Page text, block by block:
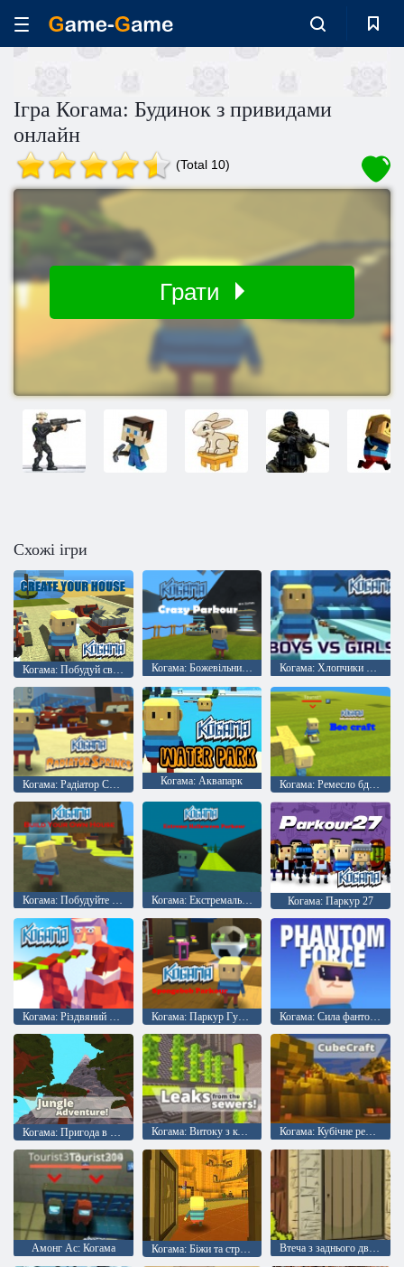
Ігра Когама: Будинок з привидами
онлайн
(Total 10)
Грати
Схожі ігри
Когама: Побудуй свій будинок Когама: Божевільний Паркур Когама: Хлопчики проти дівчаток
Когама: Радіатор Спрінгс Когама: Аквапарк Когама: Ремесло бджоли
Когама: Екстремальний парку на Хеллоуїн Когама: Паркур 27
Когама: Паркур Губки Боба
Когама: Пригода в джунглях Когама: Витоку з колекторів Когама: Кубічне ремесло
Амонг Ас: Когама Когама: Біжи та стріляй у зомбі Втеча з заднього двору